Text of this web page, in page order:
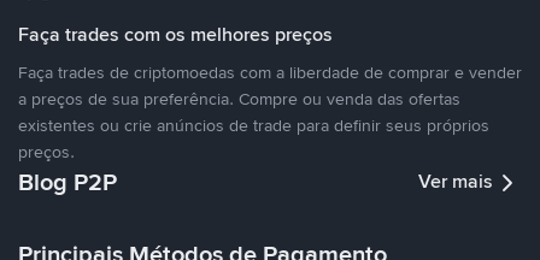
Faça trades com os melhores preços
Faça trades de criptomoedas com a liberdade de comprar e vender
a preços de sua preferência. Compre ou venda das ofertas
existentes ou crie anúncios de trade para definir seus próprios
preços.
Blog P2P Ver mais